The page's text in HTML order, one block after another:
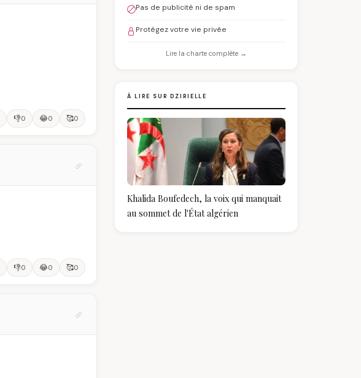
👎0 😂0 🥰0
👎0 😂0 🥰0
Pas de publicité ni de spam
Protégez votre vie privée
Lire la charte complète →
À LIRE SUR DZIRIELLE
Khalida Boufedech, la voix qui manquait
au sommet de l'État algérien